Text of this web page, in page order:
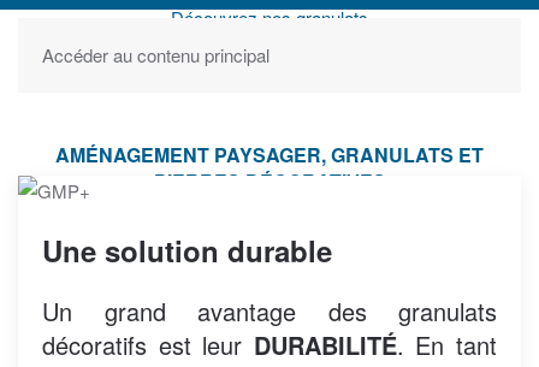
Accéder au contenu principal
AMÉNAGEMENT PAYSAGER, GRANULATS ET
PIERRES DÉCORATIVES
Découvrez nos granulats
Une solution durable
Un grand avantage des granulats
décoratifs est leur DURABILITÉ. En tant